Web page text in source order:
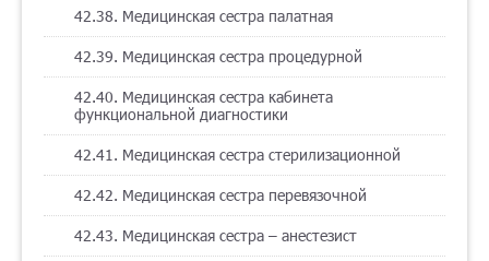
42.38. Медицинская сестра палатная
42.39. Медицинская сестра процедурной
42.40. Медицинская сестра кабинета
функциональной диагностики
42.41. Медицинская сестра стерилизационной
42.42. Медицинская сестра перевязочной
42.43. Медицинская сестра – анестезист